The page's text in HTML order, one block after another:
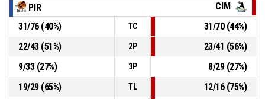
PIR
CIM
31/76(40%) TC 31/70(44%)
22/43(51%) 2P 23/41 (56%)
9/33(27%) 3P 8/29(27%)
19/29(65%) TL 12/16(75%)